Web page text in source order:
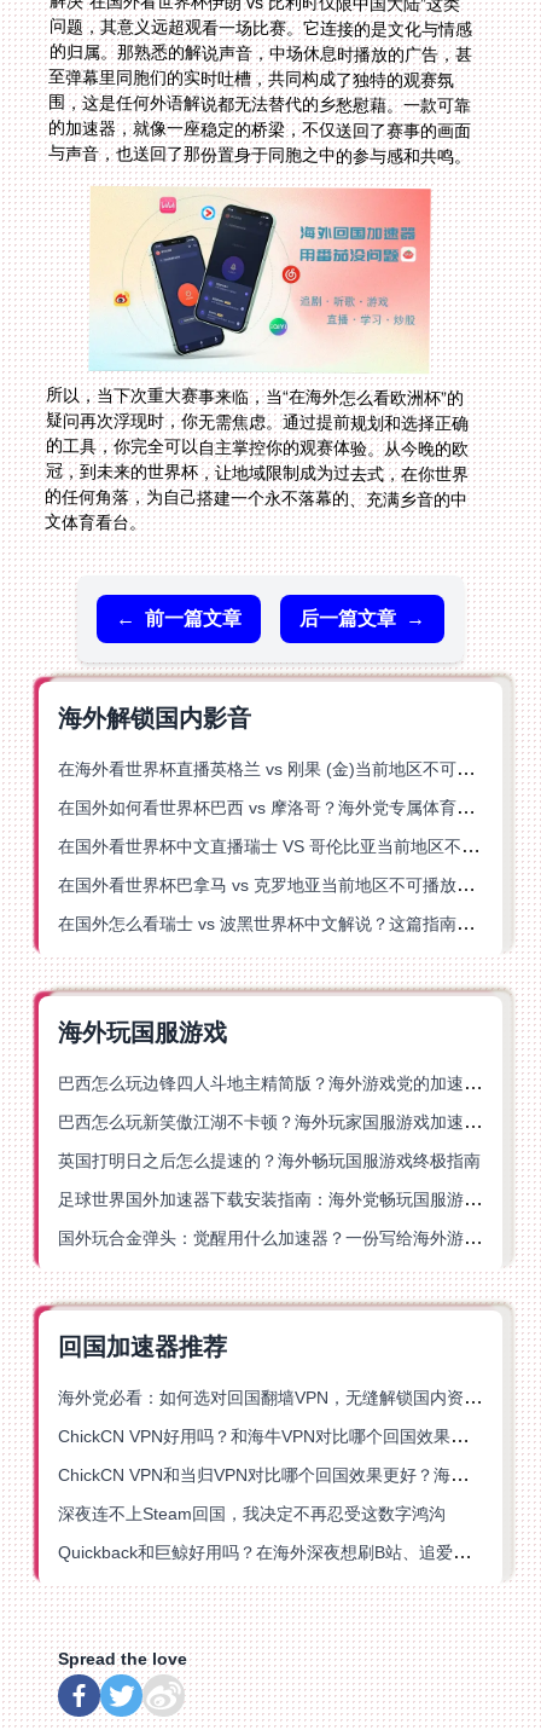
与声音，也送回了那份置身于同胞之中的参与感和共鸣。
所以，当下次重大赛事来临，当“在海外怎么看欧洲杯”的
疑问再次浮现时，你无需焦虑。通过提前规划和选择正确
的工具，你完全可以自主掌控你的观赛体验。从今晚的欧
冠，到未来的世界杯，让地域限制成为过去式，在你世界
的任何角落，为自己搭建一个永不落幕的、充满乡音的中
文体育看台。
← 前一篇文章 后一篇文章 →
海外解锁国内影音
在海外看世界杯直播英格兰 vs 刚果 (金)当前地区不可播放？这篇指南帮你突破所有限制
在国外如何看世界杯巴西 vs 摩洛哥？海外党专属体育观赛指南来了
在国外看世界杯中文直播瑞士 VS 哥伦比亚当前地区不可播放？这篇指南帮你搞定
在国外看世界杯巴拿马 vs 克罗地亚当前地区不可播放？这篇指南帮你轻松解决海外体育直播难题
在国外怎么看瑞士 vs 波黑世界杯中文解说？这篇指南帮你搞定所有地区限制问题
海外玩国服游戏
巴西怎么玩边锋四人斗地主精简版？海外游戏党的加速器终极选择
巴西怎么玩新笑傲江湖不卡顿？海外玩家国服游戏加速终极指南（附猫和老鼠一梦江湖实测）
英国打明日之后怎么提速的？海外畅玩国服游戏终极指南
足球世界国外加速器下载安装指南：海外党畅玩国服游戏的终极解决方案
国外玩合金弹头：觉醒用什么加速器？一份写给海外游子的畅玩指南
回国加速器推荐
海外党必看：如何选对回国翻墙VPN，无缝解锁国内资源？
ChickCN VPN好用吗？和海牛VPN对比哪个回国效果更好？
ChickCN VPN和当归VPN对比哪个回国效果更好？海外党亲测后选了它
深夜连不上Steam回国，我决定不再忍受这数字鸿沟
Quickback和巨鲸好用吗？在海外深夜想刷B站、追爱奇艺的你，或许正需要这份答案
Spread the love